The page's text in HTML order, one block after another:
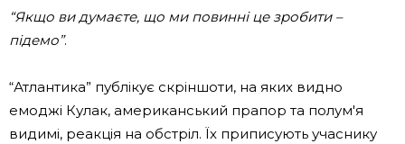
“Якщо ви думаєте, що ми повинні це зробити –
підемо”.
“Атлантика” публікує скріншоти, на яких видно
емоджі Кулак, американський прапор та полум'я
видимі, реакція на обстріл. Їх приписують учаснику